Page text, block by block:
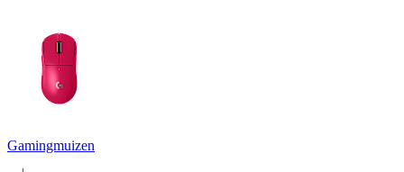
Gamingmuizen